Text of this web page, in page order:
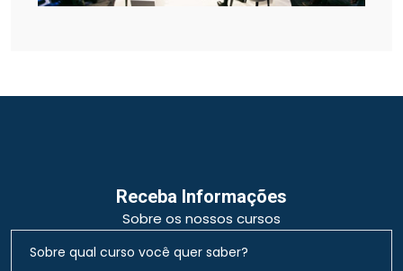
Receba Informações
Sobre os nossos cursos